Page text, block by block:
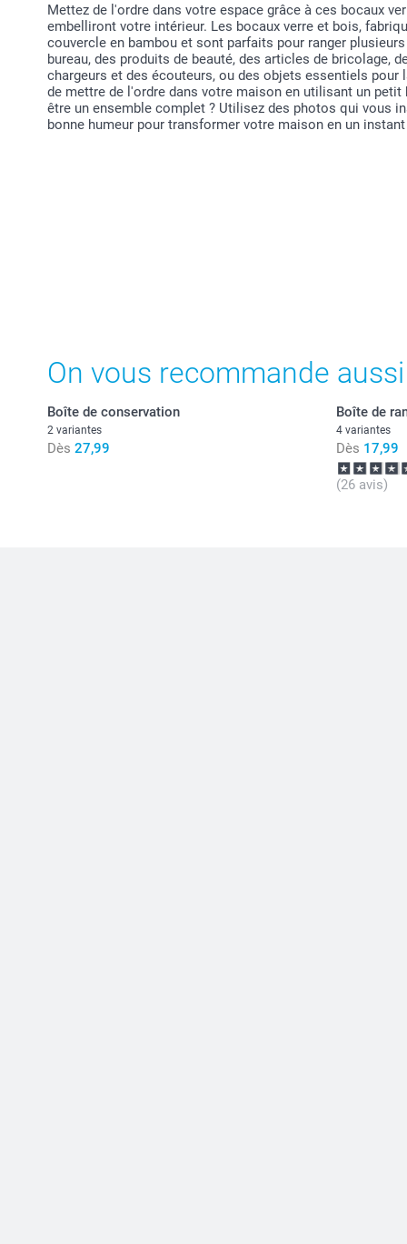
Mettez de l'ordre dans votre espace grâce à ces bocaux
embelliront votre intérieur. Les bocaux verre et bois,
couvercle en bambou et sont parfaits pour ranger
bureau, des produits de beauté, des articles de bricolage,
chargeurs et des écouteurs, ou des objets essentiels
de mettre de l'ordre dans votre maison en utilisant un
être un ensemble complet ? Utilisez des photos qui vous
bonne humeur pour transformer votre maison en un
On vous recommande aussi
Boîte de conservation
2 variantes
Dès 27,99
Boîte de
4 variantes
Dès 17,99
(26 avis)